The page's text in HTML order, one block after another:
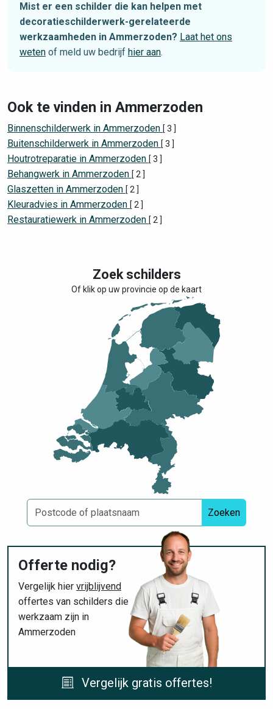
Mist er een schilder die kan helpen met
decoratieschilderwerk-gerelateerde
werkzaamheden in Ammerzoden? Laat het ons
weten of meld uw bedrijf hier aan.
Ook te vinden in Ammerzoden
Binnenschilderwerk in Ammerzoden [ 3 ]
Buitenschilderwerk in Ammerzoden [ 3 ]
Houtrotreparatie in Ammerzoden [ 3 ]
Behangwerk in Ammerzoden [ 2 ]
Glaszetten in Ammerzoden [ 2 ]
Kleuradvies in Ammerzoden [ 2 ]
Restauratiewerk in Ammerzoden [ 2 ]
Zoek schilders
Of klik op uw provincie op de kaart
Zoeken
Offerte nodig?
Vergelijk hier vrijblijvend
offertes van schilders die
werkzaam zijn in
Ammerzoden
Vergelijk gratis offertes!